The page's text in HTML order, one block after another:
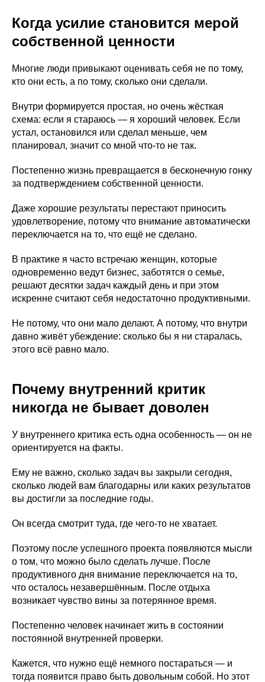
Когда усилие становится мерой
собственной ценности
Многие люди привыкают оценивать себя не по тому,
кто они есть, а по тому, сколько они сделали.
Внутри формируется простая, но очень жёсткая
схема: если я стараюсь — я хороший человек. Если
устал, остановился или сделал меньше, чем
планировал, значит со мной что-то не так.
Постепенно жизнь превращается в бесконечную гонку
за подтверждением собственной ценности.
Даже хорошие результаты перестают приносить
удовлетворение, потому что внимание автоматически
переключается на то, что ещё не сделано.
В практике я часто встречаю женщин, которые
одновременно ведут бизнес, заботятся о семье,
решают десятки задач каждый день и при этом
искренне считают себя недостаточно продуктивными.
Не потому, что они мало делают. А потому, что внутри
давно живёт убеждение: сколько бы я ни старалась,
этого всё равно мало.
Почему внутренний критик
никогда не бывает доволен
У внутреннего критика есть одна особенность — он не
ориентируется на факты.
Ему не важно, сколько задач вы закрыли сегодня,
сколько людей вам благодарны или каких результатов
вы достигли за последние годы.
Он всегда смотрит туда, где чего-то не хватает.
Поэтому после успешного проекта появляются мысли
о том, что можно было сделать лучше. После
продуктивного дня внимание переключается на то,
что осталось незавершённым. После отдыха
возникает чувство вины за потерянное время.
Постепенно человек начинает жить в состоянии
постоянной внутренней проверки.
Кажется, что нужно ещё немного постараться — и
тогда появится право быть довольным собой. Но этот